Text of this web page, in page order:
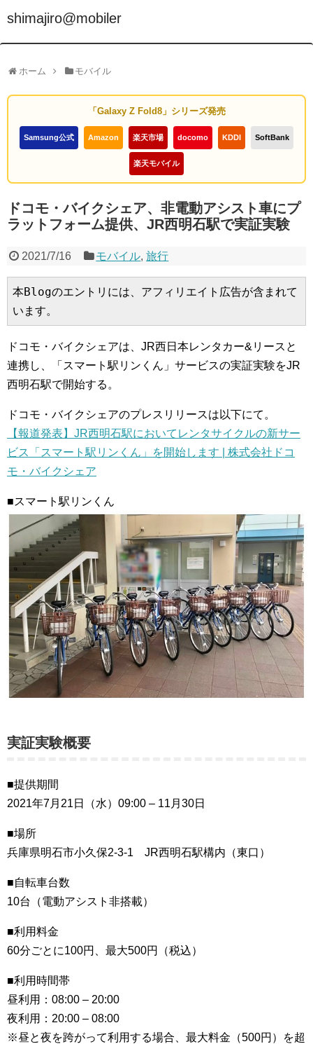
shimajiro@mobiler
ホーム モバイル
「Galaxy Z Fold8」シリーズ発売
Samsung公式 Amazon 楽天市場 docomo KDDI SoftBank
楽天モバイル
ドコモ・バイクシェア、非電動アシスト車にプ
ラットフォーム提供、JR西明石駅で実証実験
2021/7/16 モバイル,旅行
本Blogのエントリには、アフィリエイト広告が含まれて
います。
ドコモ・バイクシェアは、JR西日本レンタカー&リースと
連携し、「スマート駅リンくん」サービスの実証実験をJR
西明石駅で開始する。
ドコモ・バイクシェアのプレスリリースは以下にて。
【報道発表】JR西明石駅においてレンタサイクルの新サー
ビス「スマート駅リンくん」を開始します | 株式会社ドコ
モ・バイクシェア
■スマート駅リンくん
実証実験概要
■提供期間
2021年7月21日（水）09:00 – 11月30日
■場所
兵庫県明石市小久保2-3-1 JR西明石駅構内（東口）
■自転車台数
10台（電動アシスト非搭載）
■利用料金
60分ごとに100円、最大500円（税込）
■利用時間帯
昼利用：08:00 – 20:00
夜利用：20:00 – 08:00
※昼と夜を跨がって利用する場合、最大料金（500円）を超